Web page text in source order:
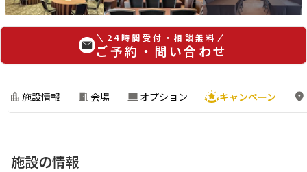
24時間受付・相談無料
ご予約・問い合わせ
施設情報 会場 オプション キャンペーン
施設の情報